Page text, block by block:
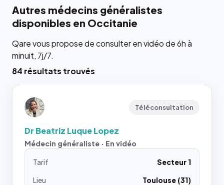
Autres médecins généralistes
disponibles en Occitanie
Qare vous propose de consulter en vidéo de 6h à
minuit, 7j/7.
84 résultats trouvés
Téléconsultation
Dr Beatriz Luque Lopez
Médecin généraliste · En vidéo
Tarif
Secteur 1
Lieu
Toulouse (31)